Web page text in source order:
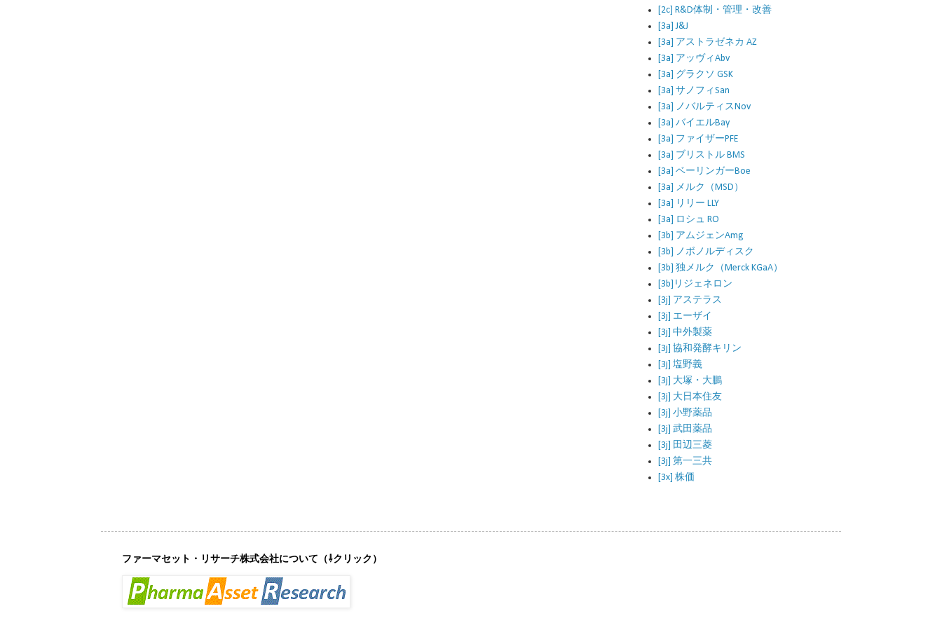
[2c] R&D体制・管理・改善
[3a] J&J
[3a] アストラゼネカ AZ
[3a] アッヴィAbv
[3a] グラクソ GSK
[3a] サノフィSan
[3a] ノバルティスNov
[3a] バイエルBay
[3a] ファイザーPFE
[3a] ブリストル BMS
[3a] ベーリンガーBoe
[3a] メルク（MSD）
[3a] リリー LLY
[3a] ロシュ RO
[3b] アムジェンAmg
[3b] ノボノルディスク
[3b] 独メルク（Merck KGaA）
[3b]リジェネロン
[3j] アステラス
[3j] エーザイ
[3j] 中外製薬
[3j] 協和発酵キリン
[3j] 塩野義
[3j] 大塚・大鵬
[3j] 大日本住友
[3j] 小野薬品
[3j] 武田薬品
[3j] 田辺三菱
[3j] 第一三共
[3x] 株価
ファーマセット・リサーチ株式会社について（⇩クリック）